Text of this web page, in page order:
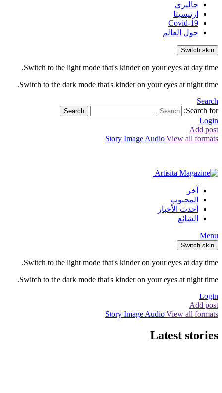
جاليري
ارتيسيتا
Covid-19
حول العالم
Switch skin
Switch to the light mode that's kinder on your eyes at day time.
Switch to the dark mode that's kinder on your eyes at night time.
Search
Search for:
Search
Login
Add post
Story Image Audio View all formats
آخر
المحبوب
أحدث الأخبار
الشائع
Menu
Switch skin
Switch to the light mode that's kinder on your eyes at day time.
Switch to the dark mode that's kinder on your eyes at night time.
Login
Add post
Story Image Audio View all formats
Latest stories